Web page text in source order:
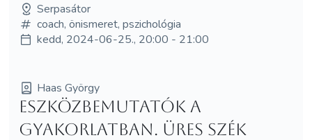
Serpasátor
coach, önismeret, pszichológia
kedd, 2024-06-25., 20:00 - 21:00
Haas György
Eszközbemutatók a
gyakorlatban. Üres szék